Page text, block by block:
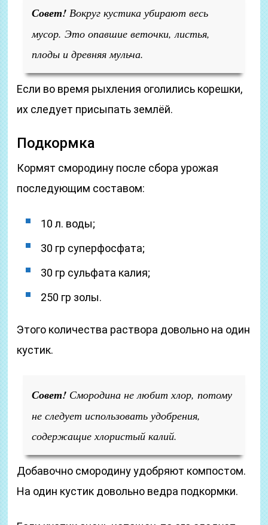
Совет! Вокруг кустика убирают весь
мусор. Это опавшие веточки, листья,
плоды и древняя мульча.
Если во время рыхления оголились корешки,
их следует присыпать землёй.
Подкормка
Кормят смородину после сбора урожая
последующим составом:
10 л. воды;
30 гр суперфосфата;
30 гр сульфата калия;
250 гр золы.
Этого количества раствора довольно на один
кустик.
Совет! Смородина не любит хлор, потому
не следует использовать удобрения,
содержащие хлористый калий.
Добавочно смородину удобряют компостом.
На один кустик довольно ведра подкормки.